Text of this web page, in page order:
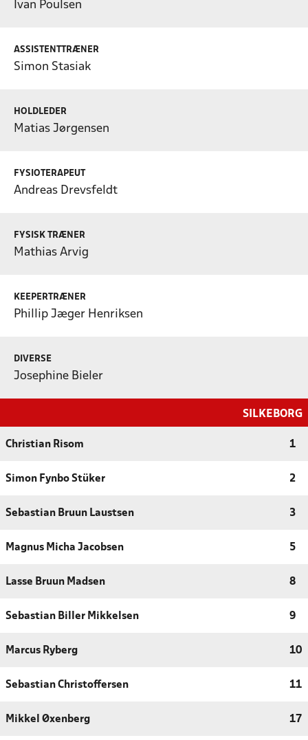
Ivan Poulsen
ASSISTENTTRÆNER
Simon Stasiak
HOLDLEDER
Matias Jørgensen
FYSIOTERAPEUT
Andreas Drevsfeldt
FYSISK TRÆNER
Mathias Arvig
KEEPERTRÆNER
Phillip Jæger Henriksen
DIVERSE
Josephine Bieler
SILKEBORG
Christian Risom 1
Simon Fynbo Stüker 2
Sebastian Bruun Laustsen 3
Magnus Micha Jacobsen 5
Lasse Bruun Madsen 8
Sebastian Biller Mikkelsen 9
Marcus Ryberg 10
Sebastian Christoffersen 11
Mikkel Øxenberg 17